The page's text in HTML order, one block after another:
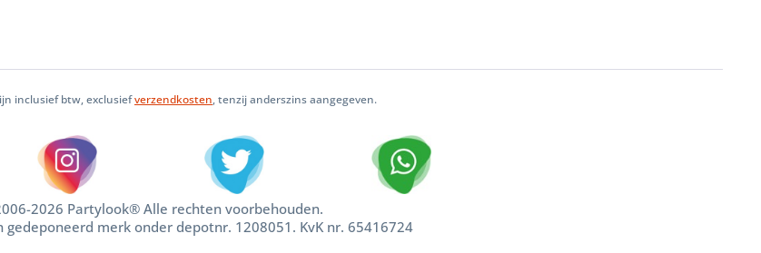
inclusief btw, exclusiefverzendkosten, tenzij anderszins aangegeven.
2026 Partylook® Alle rechten voorbehouden.
gedeponeerd merk onder depotnr. 1208051. KvK nr. 65416724